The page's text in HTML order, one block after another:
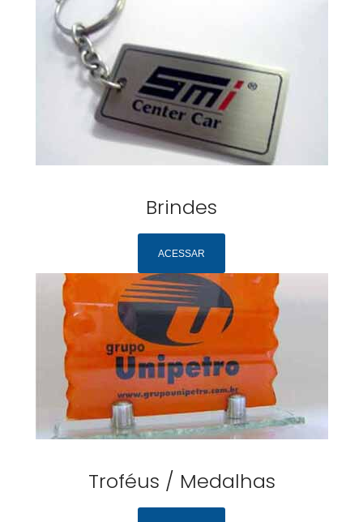
Brindes
ACESSAR
Troféus / Medalhas